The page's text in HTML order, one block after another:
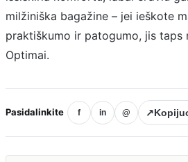
milžiniška bagažine – jei ieškote
praktiškumo ir patogumo, jis taps
Optimai.
Pasidalinkite f in @ ↗